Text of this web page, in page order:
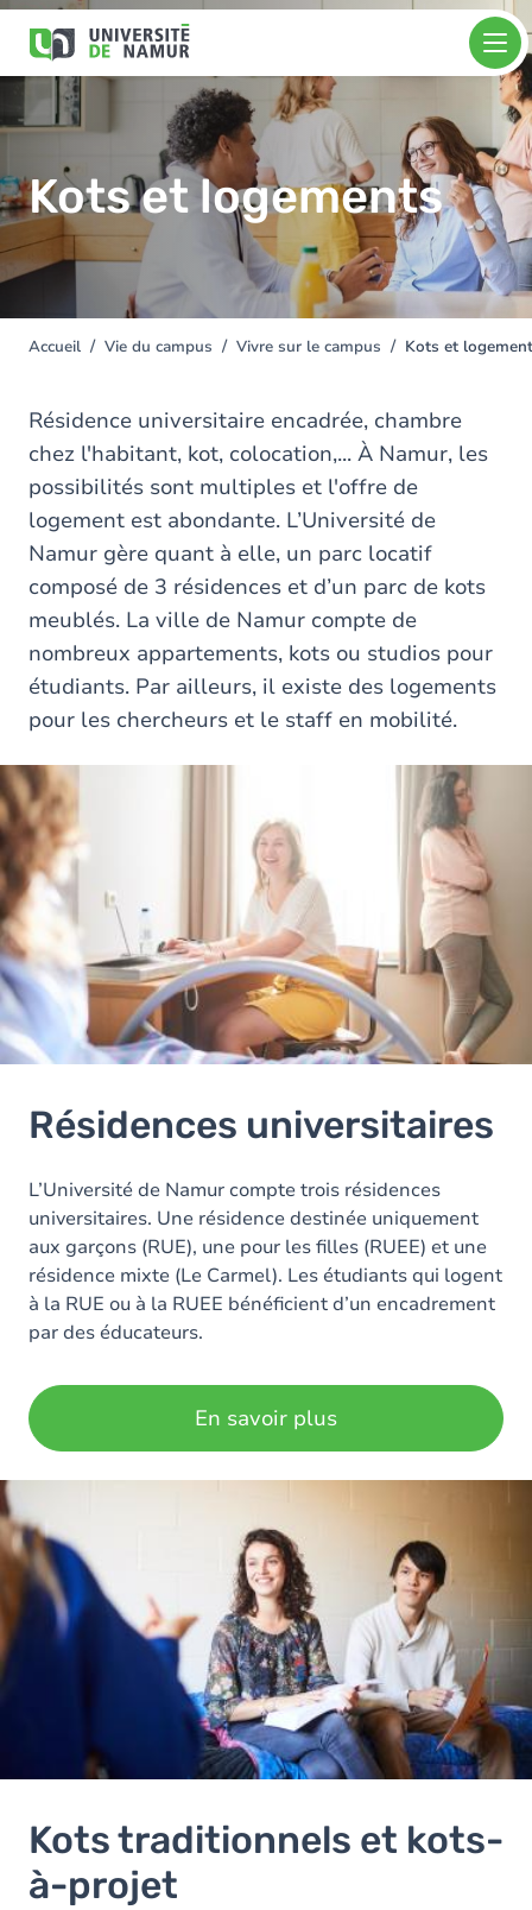
Aller au contenu principal
Aller
contenu
principal
Image
Kots et logements
You
here
Accueil Vie du campus Vivre sur le campus Kots et
Résidence universitaire encadrée, chambre
chez l'habitant, kot, colocation,... À Namur, les
possibilités sont multiples et l'offre de
logement est abondante. L’Université de
Namur gère quant à elle, un parc locatif
composé de 3 résidences et d’un parc de kots
meublés. La ville de Namur compte de
nombreux appartements, kots ou studios pour
étudiants. Par ailleurs, il existe des logements
pour les chercheurs et le staff en mobilité.
Image
Résidences universitaires
L’Université de Namur compte trois résidences
universitaires. Une résidence destinée uniquement
aux garçons (RUE), une pour les filles (RUEE) et une
résidence mixte (Le Carmel). Les étudiants qui logent
à la RUE ou à la RUEE bénéficient d’un encadrement
par des éducateurs.
En savoir plus
Image
Kots traditionnels et kots-
à-projet